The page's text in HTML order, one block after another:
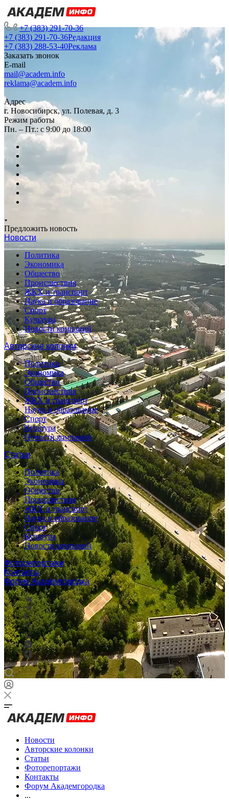
+7 (383) 291-70-36
+7 (383) 291-70-36Редакция
+7 (383) 288-53-40Реклама
Заказать звонок
E-mail
mail@academ.info
reklama@academ.info
Адрес
г. Новосибирск, ул. Полевая, д. 3
Режим работы
Пн. – Пт.: с 9:00 до 18:00
Предложить новость
Новости
Политика
Экономика
Общество
Происшествия
ЖКХ и транспорт
Наука и образование
Спорт
Культура
Новости компаний
Авторские колонки
Политика
Экономика
Общество
Происшествия
ЖКХ и транспорт
Наука и образование
Спорт
Культура
Новости компаний
Статьи
Политика
Экономика
Общество
Происшествия
ЖКХ и транспорт
Наука и образование
Спорт
Культура
Новости компаний
Фоторепортажи
Контакты
Форум Академгородка
Новости
Авторские колонки
Статьи
Фоторепортажи
Контакты
Форум Академгородка
...